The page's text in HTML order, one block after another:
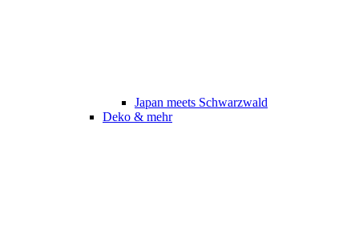
Japan meets Schwarzwald
Deko & mehr